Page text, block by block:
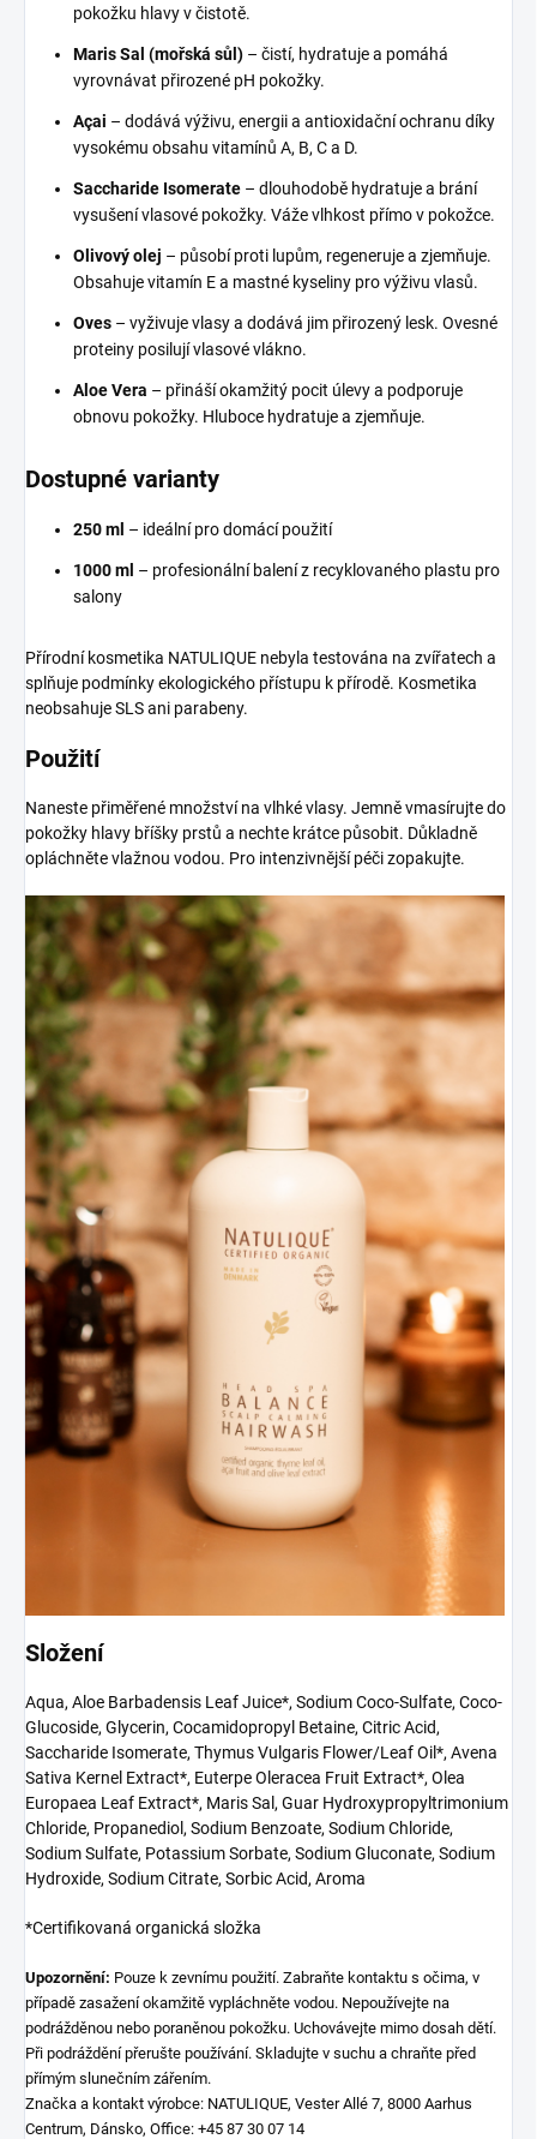
pokožku hlavy v čistotě.
Maris Sal (mořská sůl) – čistí, hydratuje a pomáhá
vyrovnávat přirozené pH pokožky.
Açai – dodává výživu, energii a antioxidační ochranu díky
vysokému obsahu vitamínů A, B, C a D.
Saccharide Isomerate – dlouhodobě hydratuje a brání
vysušení vlasové pokožky. Váže vlhkost přímo v pokožce.
Olivový olej – působí proti lupům, regeneruje a zjemňuje.
Obsahuje vitamín E a mastné kyseliny pro výživu vlasů.
Oves – vyživuje vlasy a dodává jim přirozený lesk. Ovesné
proteiny posilují vlasové vlákno.
Aloe Vera – přináší okamžitý pocit úlevy a podporuje
obnovu pokožky. Hluboce hydratuje a zjemňuje.
Dostupné varianty
250 ml – ideální pro domácí použití
1000 ml – profesionální balení z recyklovaného plastu pro
salony
Přírodní kosmetika NATULIQUE nebyla testována na zvířatech a
splňuje podmínky ekologického přístupu k přírodě. Kosmetika
neobsahuje SLS ani parabeny.
Použití
Naneste přiměřené množství na vlhké vlasy. Jemně vmasírujte do
pokožky hlavy bříšky prstů a nechte krátce působit. Důkladně
opláchněte vlažnou vodou. Pro intenzivnější péči zopakujte.
Složení
Aqua, Aloe Barbadensis Leaf Juice*, Sodium Coco-Sulfate, Coco-
Glucoside, Glycerin, Cocamidopropyl Betaine, Citric Acid,
Saccharide Isomerate, Thymus Vulgaris Flower/Leaf Oil*, Avena
Sativa Kernel Extract*, Euterpe Oleracea Fruit Extract*, Olea
Europaea Leaf Extract*, Maris Sal, Guar Hydroxypropyltrimonium
Chloride, Propanediol, Sodium Benzoate, Sodium Chloride,
Sodium Sulfate, Potassium Sorbate, Sodium Gluconate, Sodium
Hydroxide, Sodium Citrate, Sorbic Acid, Aroma
*Certifikovaná organická složka
Upozornění: Pouze k zevnímu použití. Zabraňte kontaktu s očima, v
případě zasažení okamžitě vypláchněte vodou. Nepoužívejte na
podrážděnou nebo poraněnou pokožku. Uchovávejte mimo dosah dětí.
Při podráždění přerušte používání. Skladujte v suchu a chraňte před
přímým slunečním zářením.
Značka a kontakt výrobce: NATULIQUE, Vester Allé 7, 8000 Aarhus
Centrum, Dánsko, Office: +45 87 30 07 14